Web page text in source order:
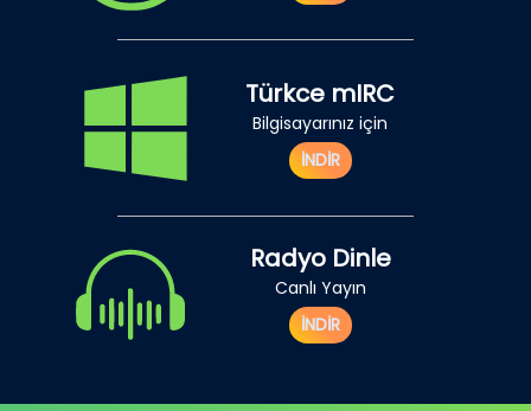
Türkce mIRC
Bilgisayarınız için
İNDİR
Radyo Dinle
Canlı Yayın
İNDİR